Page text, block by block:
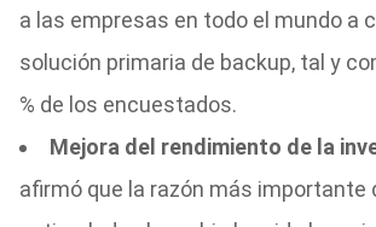
a las empresas en todo el mundo a
solución primaria de backup, tal y
% de los encuestados.
Mejora del rendimiento de la
afirmó que la razón más importante